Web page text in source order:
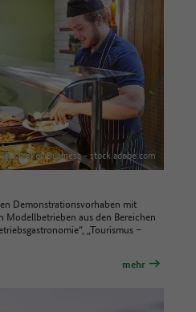
© Monkey Business - stock.adobe.com
Demonstrationsvorhaben mit
Modellbetrieben aus den Bereichen
„Tourismus –
mehr